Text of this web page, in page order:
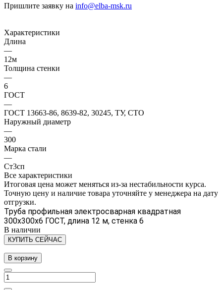
Пришлите заявку на info@elba-msk.ru
Характеристики
Длина
—
12м
Толщина стенки
—
6
ГОСТ
—
ГОСТ 13663-86, 8639-82, 30245, ТУ, СТО
Наружный диаметр
—
300
Марка стали
—
Ст3сп
Все характеристики
Итоговая цена может меняться из-за нестабильности курса.
Точную цену и наличие товара уточняйте у менеджера на дату
отгрузки.
Труба профильная электросварная квадратная
300х300х6 ГОСТ, длина 12 м, стенка 6
В наличии
КУПИТЬ СЕЙЧАС
В корзину